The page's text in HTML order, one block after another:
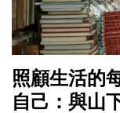
照顧生活的
自己：與山